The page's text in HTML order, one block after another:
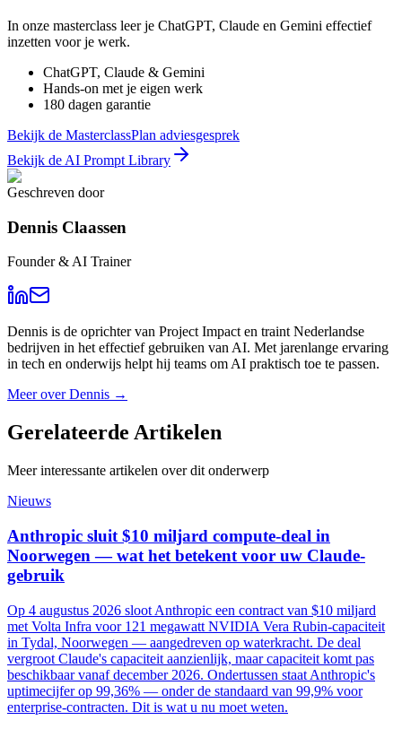
In onze masterclass leer je ChatGPT, Claude en Gemini effectief
inzetten voor je werk.
ChatGPT, Claude & Gemini
Hands-on met je eigen werk
180 dagen garantie
Bekijk de MasterclassPlan adviesgesprek
Bekijk de AI Prompt Library
Geschreven door
Dennis Claassen
Founder & AI Trainer
Dennis is de oprichter van Project Impact en traint Nederlandse
bedrijven in het effectief gebruiken van AI. Met jarenlange ervaring
in tech en onderwijs helpt hij teams om AI praktisch toe te passen.
Meer overDennis →
Gerelateerde Artikelen
Meer interessante artikelen over dit onderwerp
Nieuws
Anthropic sluit $10 miljard compute-deal in
Noorwegen — wat het betekent voor uw Claude-
gebruik
Op 4 augustus 2026 sloot Anthropic een contract van $10 miljard
met Volta Infra voor 121 megawatt NVIDIA Vera Rubin-capaciteit
in Tydal, Noorwegen — aangedreven op waterkracht. De deal
vergroot Claude's capaciteit aanzienlijk, maar capaciteit komt pas
beschikbaar vanaf december 2026. Ondertussen staat Anthropic's
uptimecijfer op 99,36% — onder de standaard van 99,9% voor
enterprise-contracten. Dit is wat u nu moet weten.